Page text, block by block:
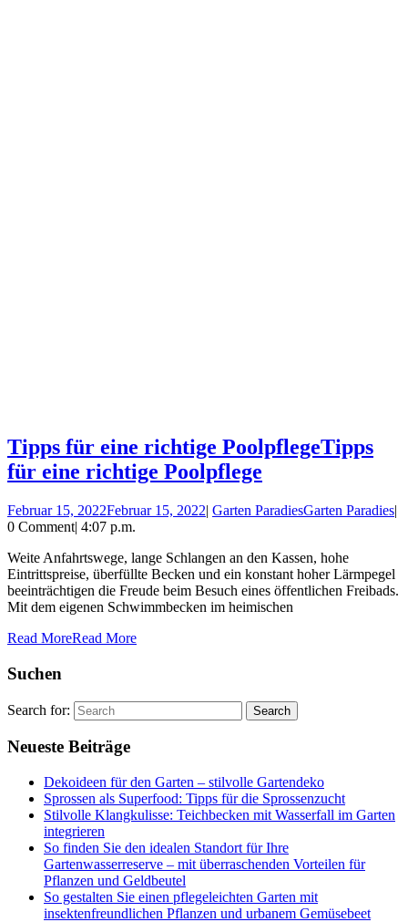
Tipps für eine richtige PoolpflegeTipps
für eine richtige Poolpflege
Februar 15, 2022Februar 15, 2022| Garten ParadiesGarten Paradies|
0 Comment| 4:07 p.m.
Weite Anfahrtswege, lange Schlangen an den Kassen, hohe
Eintrittspreise, überfüllte Becken und ein konstant hoher Lärmpegel
beeinträchtigen die Freude beim Besuch eines öffentlichen Freibads.
Mit dem eigenen Schwimmbecken im heimischen
Read MoreRead More
Suchen
Search for:
Neueste Beiträge
Dekoideen für den Garten – stilvolle Gartendeko
Sprossen als Superfood: Tipps für die Sprossenzucht
Stilvolle Klangkulisse: Teichbecken mit Wasserfall im Garten
integrieren
So finden Sie den idealen Standort für Ihre
Gartenwasserreserve – mit überraschenden Vorteilen für
Pflanzen und Geldbeutel
So gestalten Sie einen pflegeleichten Garten mit
insektenfreundlichen Pflanzen und urbanem Gemüsebeet